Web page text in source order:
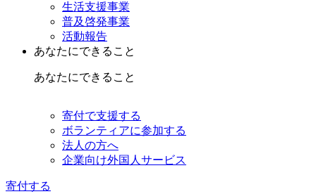
生活支援事業
普及啓発事業
活動報告
あなたにできること
あなたにできること
寄付で支援する
ボランティアに参加する
法人の方へ
企業向け外国人サービス
寄付する